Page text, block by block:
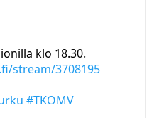
klo 18.30.
stream/3708195
#TKOMV